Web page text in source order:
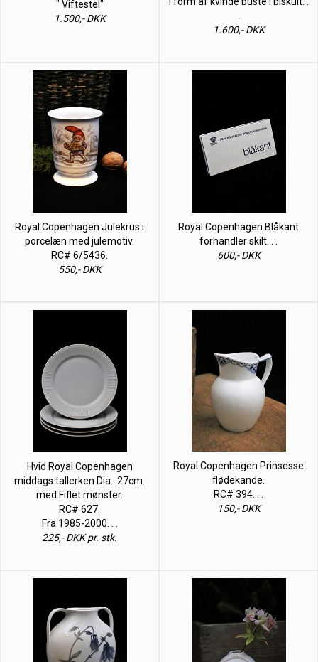
" Viftestel"
1.500,- DKK
1.600,- DKK
Royal Copenhagen Julekrus i
porcelæn med julemotiv.
RC# 6/5436.
550,- DKK
Royal Copenhagen Blåkant
forhandler skilt. . .
600,- DKK
Hvid Royal Copenhagen
middags tallerken Dia. :27cm.
med Fiflet mønster.
RC# 627.
Fra 1985-2000. . .
225,- DKK pr. stk.
Royal Copenhagen Prinsesse
flødekande.
RC# 394. . .
150,- DKK